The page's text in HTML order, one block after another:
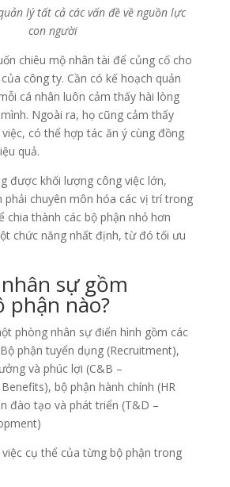
lý tất cả các vấn đề về nguồn lực
con người
chiêu mộ nhân tài để củng cố cho
công ty. Cần có kế hoạch quản
cá nhân luôn cảm thấy hài lòng
Ngoài ra, họ cũng cảm thấy
có thể hợp tác ăn ý cùng đồng
quả.
được khối lượng công việc lớn,
phải chuyên môn hóa các vị trí trong
chia thành các bộ phận nhỏ hơn
chức năng nhất định, từ đó tối ưu
sự gồm
phận nào?
phòng nhân sự điển hình gồm các
phận tuyển dụng (Recruitment),
và phúc lợi (C&B –
bộ phận hành chính (HR
đào tạo và phát triển (T&D –
cụ thể của từng bộ phận trong